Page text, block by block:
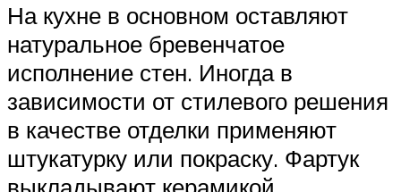
На кухне в основном оставляют
натуральное бревенчатое
исполнение стен. Иногда в
зависимости от стилевого решения
в качестве отделки применяют
штукатурку или покраску. Фартук